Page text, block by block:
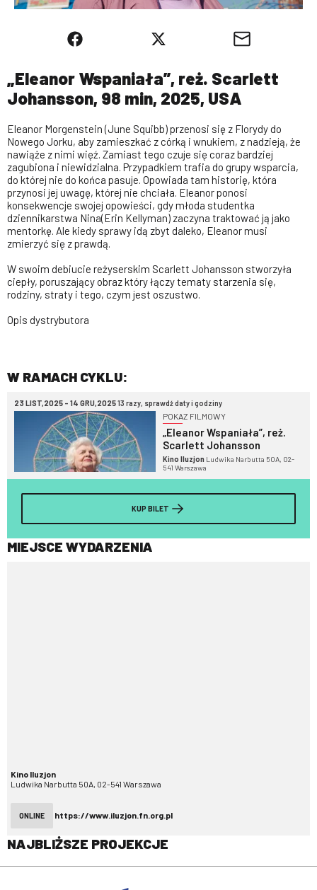
„Eleanor Wspaniała”, reż. Scarlett
Johansson, 98 min, 2025, USA
Eleanor Morgenstein (June Squibb) przenosi się z Florydy do
Nowego Jorku, aby zamieszkać z córką i wnukiem, z nadzieją, że
nawiąże z nimi więź. Zamiast tego czuje się coraz bardziej
zagubiona i niewidzialna. Przypadkiem trafia do grupy wsparcia,
do której nie do końca pasuje. Opowiada tam historię, która
przynosi jej uwagę, której nie chciała. Eleanor ponosi
konsekwencje swojej opowieści, gdy młoda studentka
dziennikarstwa Nina(Erin Kellyman) zaczyna traktować ją jako
mentorkę. Ale kiedy sprawy idą zbyt daleko, Eleanor musi
zmierzyć się z prawdą.
W swoim debiucie reżyserskim Scarlett Johansson stworzyła
ciepły, poruszający obraz który łączy tematy starzenia się,
rodziny, straty i tego, czym jest oszustwo.
Opis dystrybutora
W RAMACH CYKLU:
23 LIST,2025 - 14 GRU,202513 razy, sprawdź daty i godziny
POKAZ FILMOWY
„Eleanor Wspaniała”, reż.
Scarlett Johansson
Kino Iluzjon Ludwika Narbutta 50A, 02-
541 Warszawa
KUP BILET
MIEJSCE WYDARZENIA
Kino Iluzjon
Ludwika Narbutta 50A, 02-541 Warszawa
ONLINE https://www.iluzjon.fn.org.pl
NAJBLIŻSZE PROJEKCJE